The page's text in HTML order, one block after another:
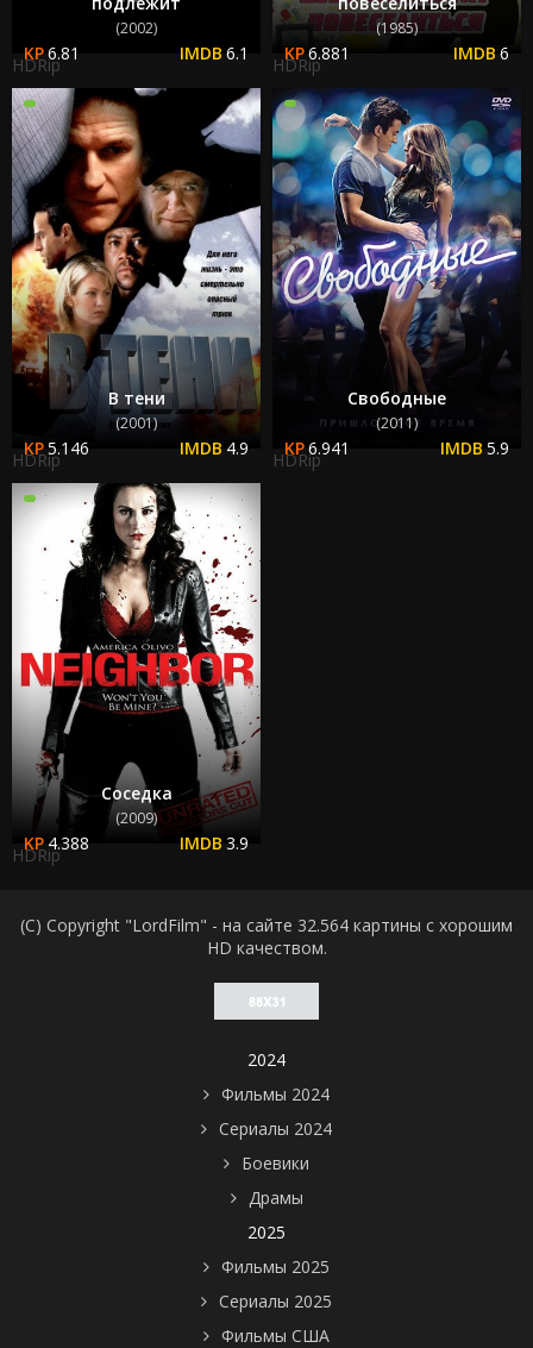
(2002)
6.81 6.1
HDRip
(1985)
6.881 6
HDRip
В тени
(2001)
5.146 4.9
HDRip
Свободные
(2011)
6.941 5.9
HDRip
Соседка
(2009)
4.388 3.9
HDRip
(C) Copyright "LordFilm" - на сайте 32.564 картины с хорошим
HD качеством.
2024
Фильмы 2024
Сериалы 2024
Боевики
Драмы
2025
Фильмы 2025
Сериалы 2025
Фильмы США